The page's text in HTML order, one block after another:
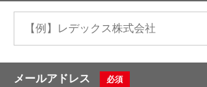
メールアドレス 必須